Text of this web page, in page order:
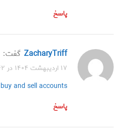
پاسخ
ZacharyTriff گفت:
۱۷ اردیبهشت ۱۴۰۴ در ۷:۴۲ ب.ظ
buy and sell accounts
پاسخ